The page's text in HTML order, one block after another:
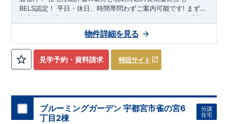
BELS認定！ 平日・休日、時間帯問わずご案内可能です! まずは
お気軽にお問い合わせください!
東武スカイツリーライン「新
◎物件のポイント 敷地は、36坪～
教育施設、スーパー、コンビニ、クリニックなど 徒歩7分 以内
（号棟による）​・勉強や仕事用に便利な空
・LDKは空間演出した折り上げ天井 ・開放感のある
ド風オープンキッチン』
時や花粉の時期のお洗濯も安心『浴室乾燥暖房機』​​スマート
フォンで見やすい特設サイトはこちら​https://www.e-
blooming.com/bukken/20074012/
見学予約・資料請求 特設サイト
物件詳細を見る
ブルーミングガーデン 宇都宮市雀の宮6
丁目2棟
分譲
住宅